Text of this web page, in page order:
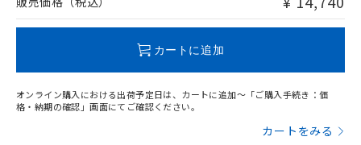
カートに追加
オンライン購入における出荷予定日は、カートに追加～「ご購入手続き：価
格・納期の確認」画面にてご確認ください。
カートをみる